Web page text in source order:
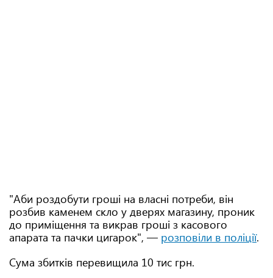
"Аби роздобути гроші на власні потреби, він
розбив каменем скло у дверях магазину, проник
до приміщення та викрав гроші з касового
апарата та пачки цигарок", — розповіли в поліції.
Сума збитків перевищила 10 тис грн.